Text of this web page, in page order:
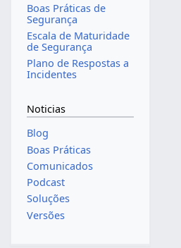
Boas Práticas de
Segurança
Escala de Maturidade
de Segurança
Plano de Respostas a
Incidentes
Noticias
Blog
Boas Práticas
Comunicados
Podcast
Soluções
Versões